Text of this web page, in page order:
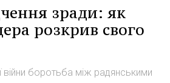
зради: як
розкрив свого
війни боротьба між радянськими